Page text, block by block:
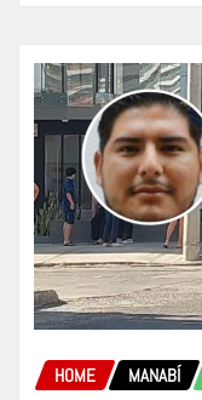
HOME MANABÍ